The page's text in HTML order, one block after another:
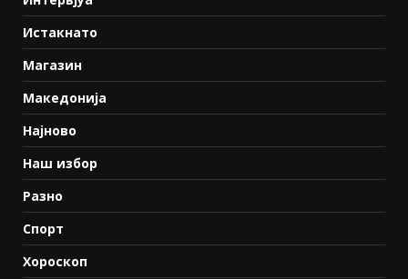
Истакнато
Магазин
Македонија
Најново
Наш избор
Разно
Спорт
Хороскоп